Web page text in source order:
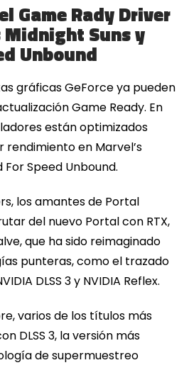
Game Rady Driver
Midnight Suns y
Unbound
gráficas GeForce ya pueden
Game Ready. En
están optimizados
en Marvel’s
For Speed Unbound.
los amantes de Portal
del nuevo Portal con RTX,
que ha sido reimaginado
punteras, como el trazado
DLSS 3 y NVIDIA Reflex.
varios de los títulos más
DLSS 3, la versión más
de supermuestreo